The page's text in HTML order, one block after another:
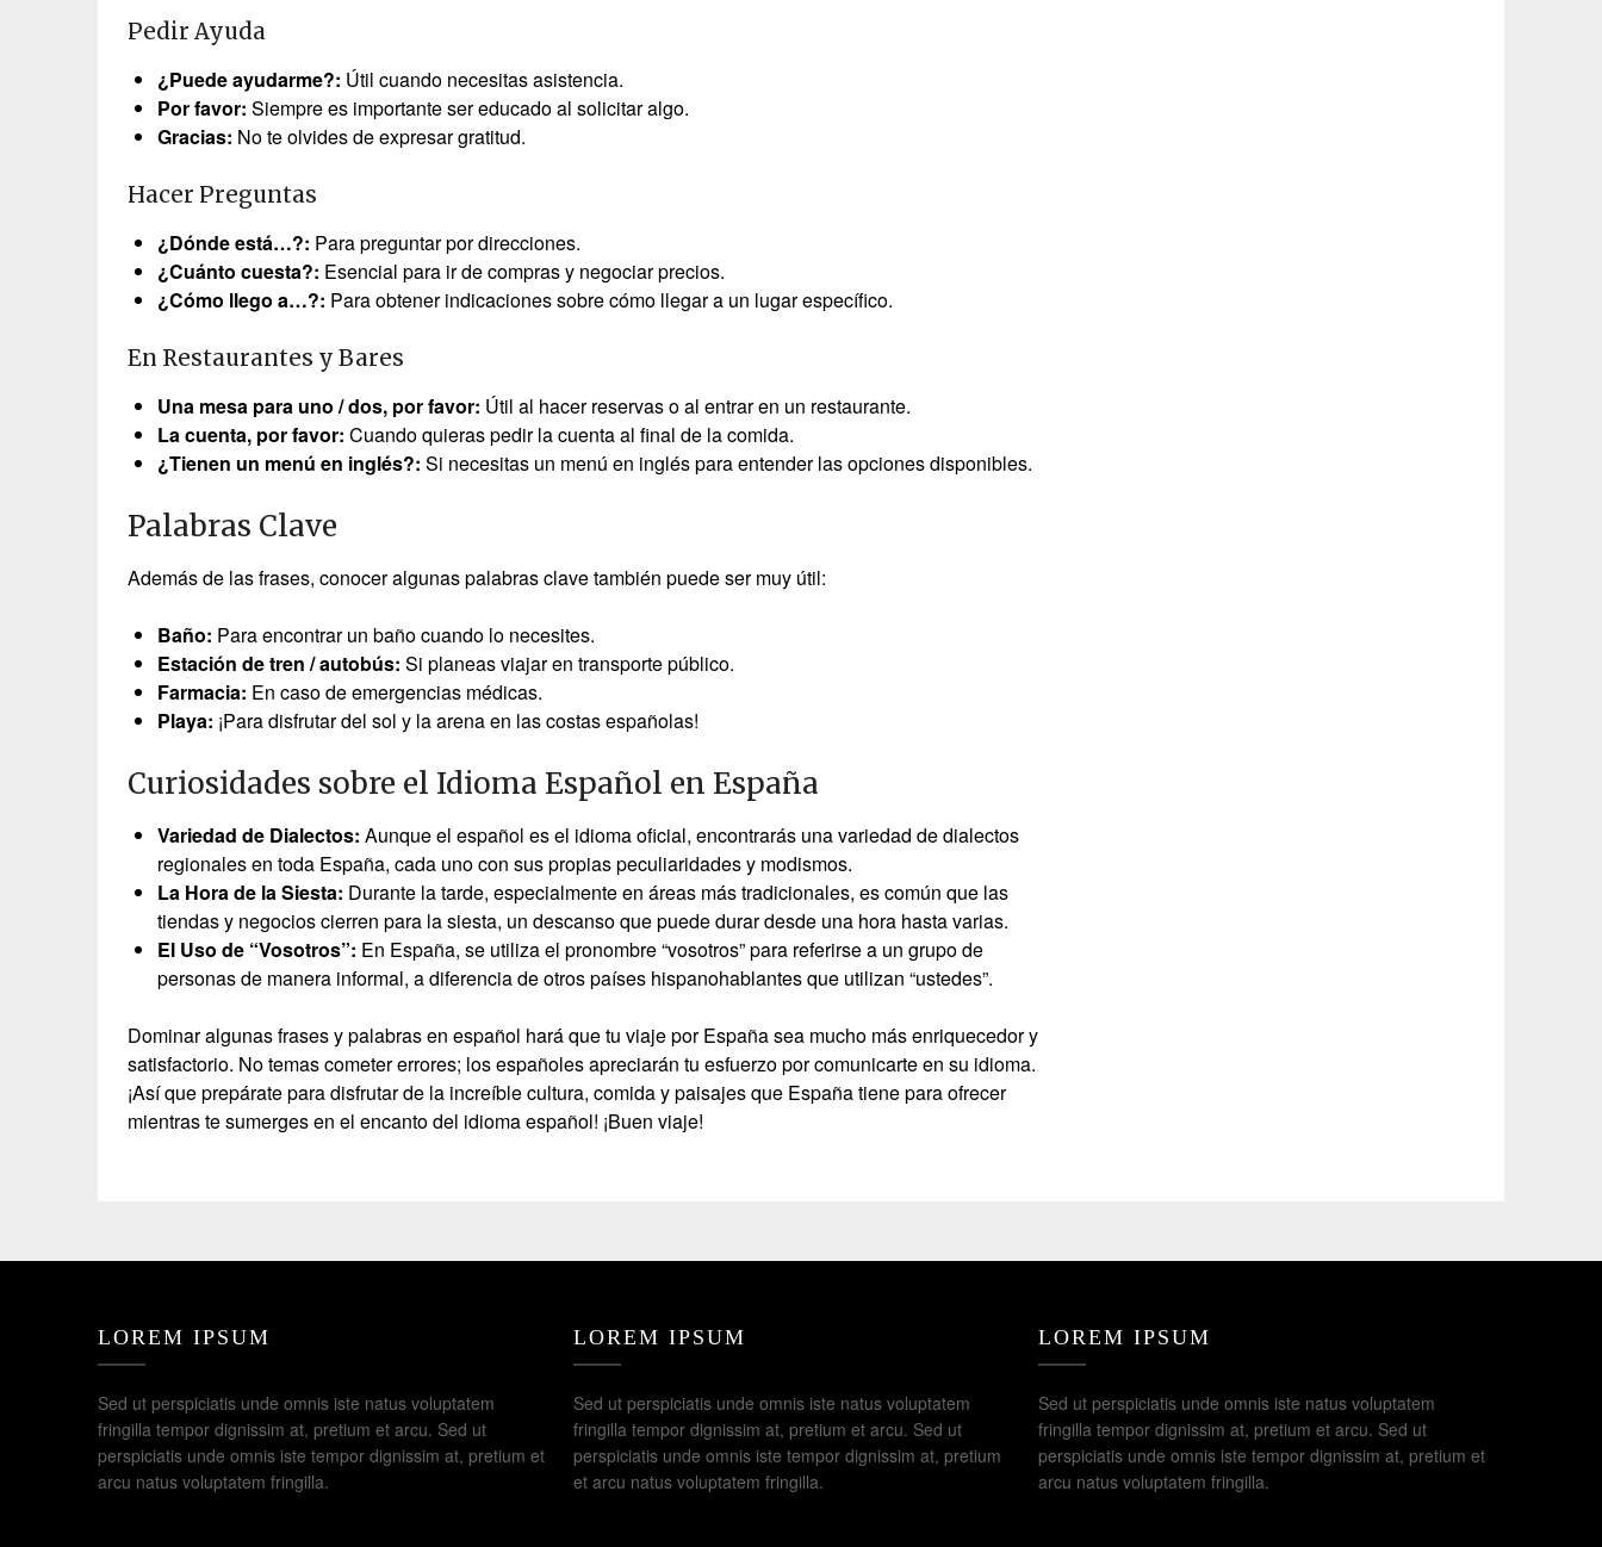
Pedir Ayuda
¿Puede ayudarme?: Útil cuando necesitas asistencia.
Por favor: Siempre es importante ser educado al solicitar algo.
Gracias: No te olvides de expresar gratitud.
Hacer Preguntas
¿Dónde está…?: Para preguntar por direcciones.
¿Cuánto cuesta?: Esencial para ir de compras y negociar precios.
¿Cómo llego a…?: Para obtener indicaciones sobre cómo llegar a un lugar específico.
En Restaurantes y Bares
Una mesa para uno / dos, por favor: Útil al hacer reservas o al entrar en un restaurante.
La cuenta, por favor: Cuando quieras pedir la cuenta al final de la comida.
¿Tienen un menú en inglés?: Si necesitas un menú en inglés para entender las opciones disponibles.
Palabras Clave
Además de las frases, conocer algunas palabras clave también puede ser muy útil:
Baño: Para encontrar un baño cuando lo necesites.
Estación de tren / autobús: Si planeas viajar en transporte público.
Farmacia: En caso de emergencias médicas.
Playa: ¡Para disfrutar del sol y la arena en las costas españolas!
Curiosidades sobre el Idioma Español en España
Variedad de Dialectos: Aunque el español es el idioma oficial, encontrarás una variedad de dialectos
regionales en toda España, cada uno con sus propias peculiaridades y modismos.
La Hora de la Siesta: Durante la tarde, especialmente en áreas más tradicionales, es común que las
tiendas y negocios cierren para la siesta, un descanso que puede durar desde una hora hasta varias.
El Uso de “Vosotros”: En España, se utiliza el pronombre “vosotros” para referirse a un grupo de
personas de manera informal, a diferencia de otros países hispanohablantes que utilizan “ustedes”.
Dominar algunas frases y palabras en español hará que tu viaje por España sea mucho más enriquecedor y
satisfactorio. No temas cometer errores; los españoles apreciarán tu esfuerzo por comunicarte en su idioma.
¡Así que prepárate para disfrutar de la increíble cultura, comida y paisajes que España tiene para ofrecer
mientras te sumerges en el encanto del idioma español! ¡Buen viaje!
LOREM IPSUM
Sed ut perspiciatis unde omnis iste natus voluptatem
fringilla tempor dignissim at, pretium et arcu. Sed ut
perspiciatis unde omnis iste tempor dignissim at, pretium et
arcu natus voluptatem fringilla.
LOREM IPSUM
Sed ut perspiciatis unde omnis iste natus voluptatem
fringilla tempor dignissim at, pretium et arcu. Sed ut
perspiciatis unde omnis iste tempor dignissim at, pretium
et arcu natus voluptatem fringilla.
LOREM IPSUM
Sed ut perspiciatis unde omnis iste natus voluptatem
fringilla tempor dignissim at, pretium et arcu. Sed ut
perspiciatis unde omnis iste tempor dignissim at, pretium et
arcu natus voluptatem fringilla.